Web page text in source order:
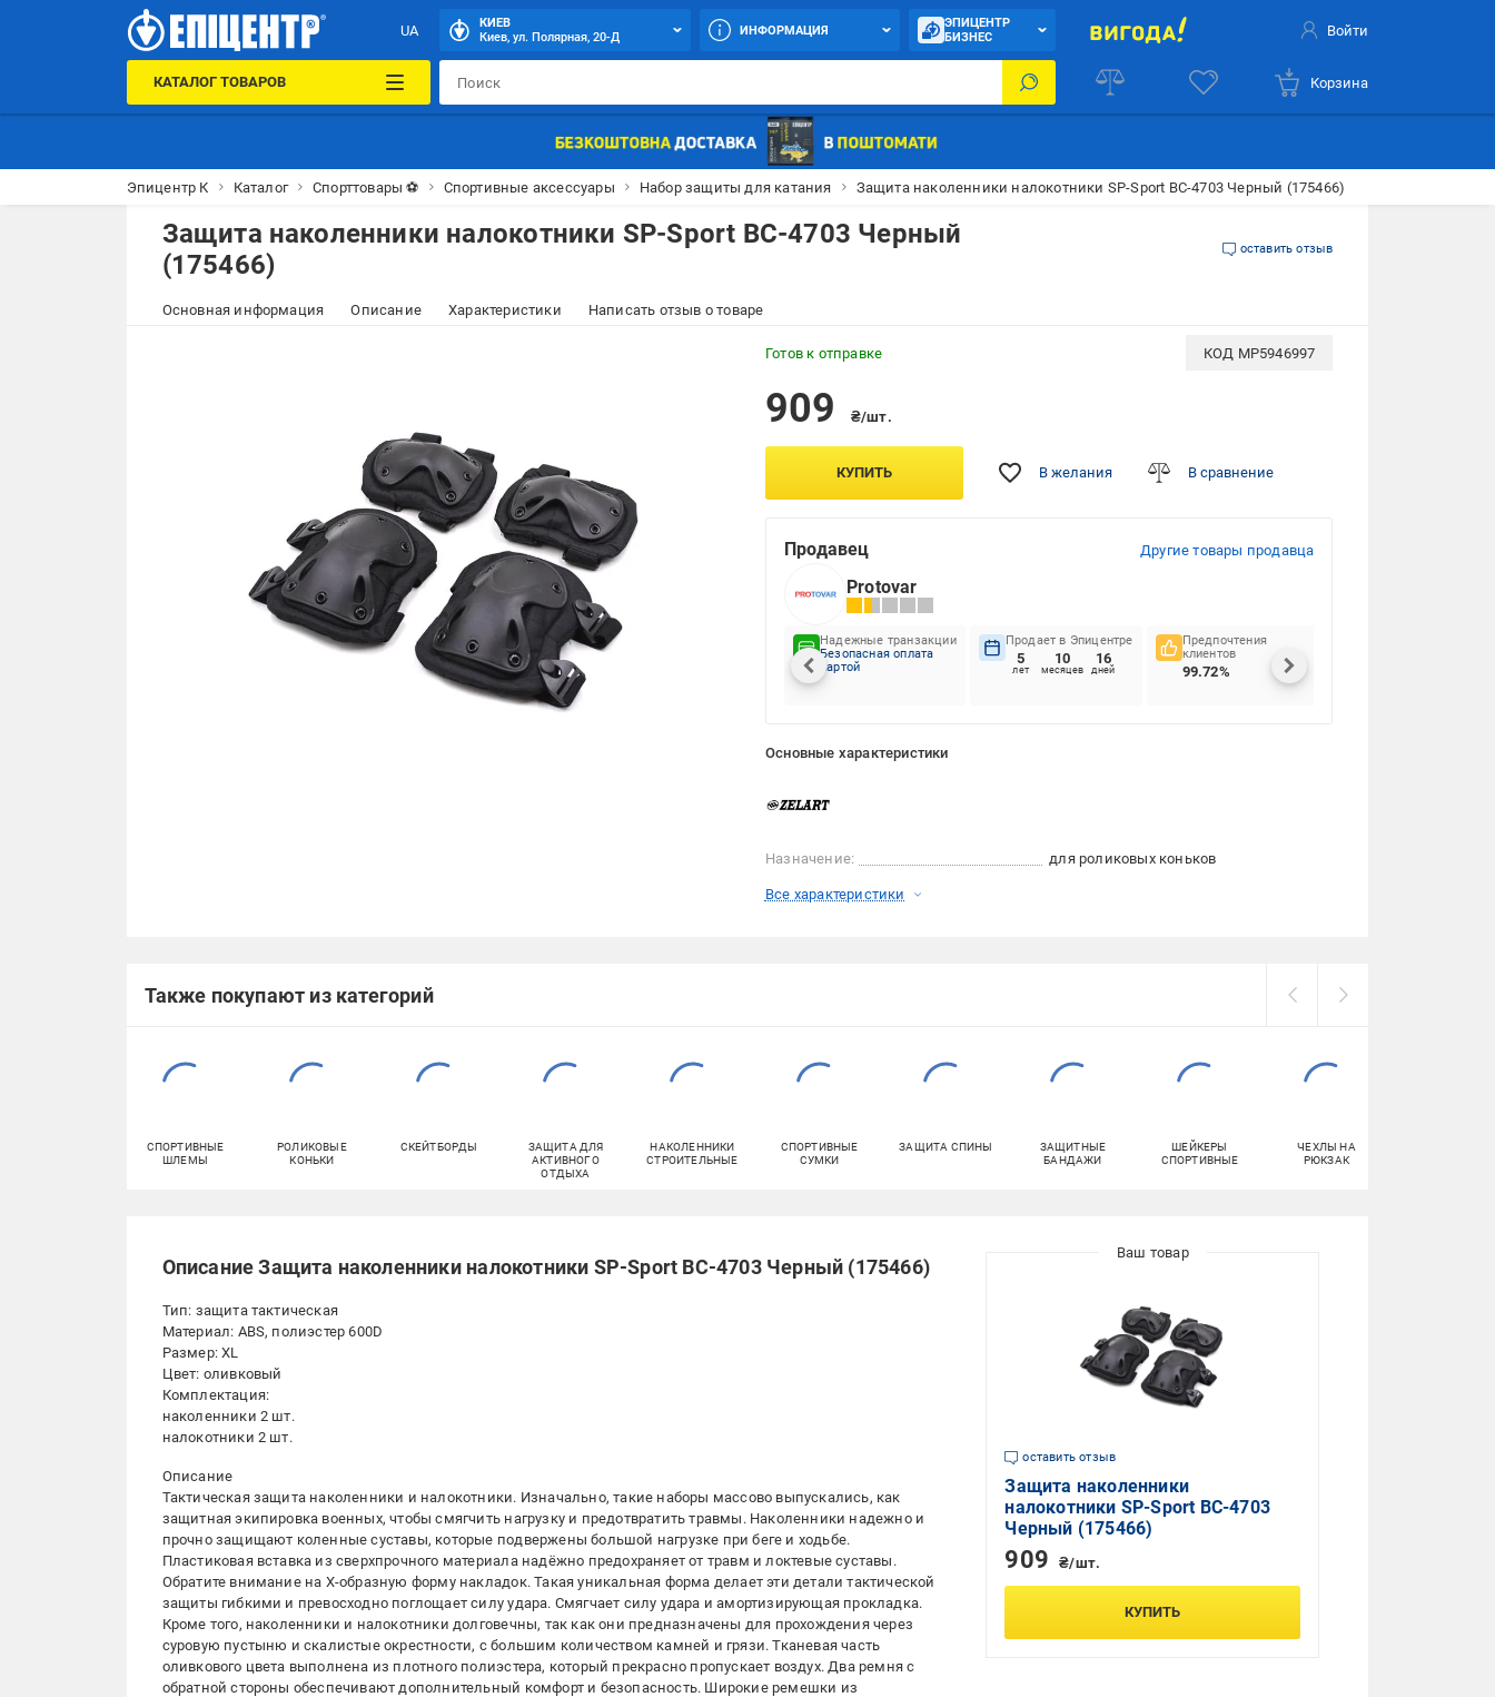
UA
КИЕВ
Киев, ул. Полярная, 20-Д
ИНФОРМАЦИЯ
ЭПИЦЕНТР
БИЗНЕС
Войти
КАТАЛОГ ТОВАРОВ Корзина
Эпицентр К Каталог Спорттовары ⚽ Спортивные аксессуары Набор защиты для катания Защита наколенники налокотники SP-Sport BC-4703 Черный (175466)
Защита наколенники налокотники SP-Sport BC-4703 Черный
(175466)
оставить отзыв
Основная информация Описание Характеристики Написать отзыв о товаре
Готов к отправке КОД MP5946997
909 ₴/шт.
КУПИТЬ В желания В сравнение
Продавец Другие товары продавца
Protovar
Надежные транзакции
Безопасная оплата
картой
Продает в Эпицентре
5
лет
10
месяцев
16
дней
Предпочтения
клиентов
99.72%
Основные характеристики
Назначение: для роликовых коньков
Все характеристики
Также покупают из категорий
СПОРТИВНЫЕ
ШЛЕМЫ
РОЛИКОВЫЕ
КОНЬКИ
СКЕЙТБОРДЫ
ЗАЩИТА ДЛЯ
АКТИВНОГО
ОТДЫХА
НАКОЛЕННИКИ
СТРОИТЕЛЬНЫЕ
СПОРТИВНЫЕ
СУМКИ
ЗАЩИТА СПИНЫ
ЗАЩИТНЫЕ
БАНДАЖИ
ШЕЙКЕРЫ
СПОРТИВНЫЕ
ЧЕХЛЫ НА
РЮКЗАК
Описание Защита наколенники налокотники SP-Sport BC-4703 Черный (175466)
Тип: защита тактическая
Материал: ABS, полиэстер 600D
Размер: XL
Цвет: оливковый
Комплектация:
наколенники 2 шт.
налокотники 2 шт.
Описание
Тактическая защита наколенники и налокотники. Изначально, такие наборы массово выпускались, как
защитная экипировка военных, чтобы смягчить нагрузку и предотвратить травмы. Наколенники надежно и
прочно защищают коленные суставы, которые подвержены большой нагрузке при беге и ходьбе.
Пластиковая вставка из сверхпрочного материала надёжно предохраняет от травм и локтевые суставы.
Обратите внимание на Х-образную форму накладок. Такая уникальная форма делает эти детали тактической
защиты гибкими и превосходно поглощает силу удара. Смягчает силу удара и амортизирующая прокладка.
Кроме того, наколенники и налокотники долговечны, так как они предназначены для прохождения через
суровую пустыню и скалистые окрестности, с большим количеством камней и грязи. Тканевая часть
оливкового цвета выполнена из плотного полиэстера, который прекрасно пропускает воздух. Два ремня с
обратной стороны обеспечивают дополнительный комфорт и безопасность. Широкие ремешки из
оставить отзыв
Защита наколенники
налокотники SP-Sport BC-4703
Черный (175466)
909 ₴/шт.
КУПИТЬ